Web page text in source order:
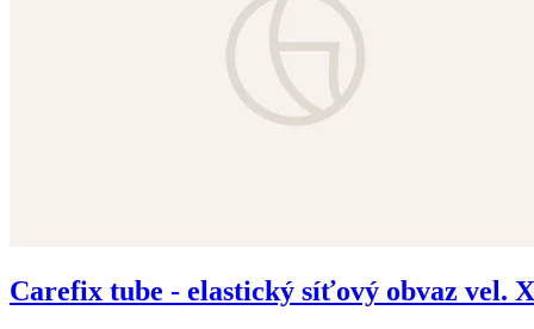
Carefix tube - elastický síťový obvaz vel.